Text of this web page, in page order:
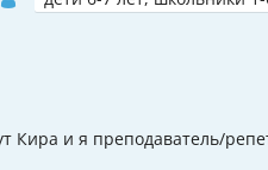
Кира и я преподаватель/